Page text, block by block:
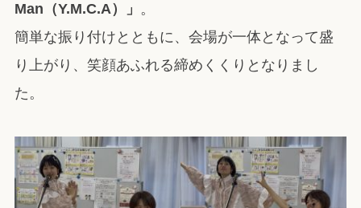
Man（Y.M.C.A）」 。
簡単な振り付けとともに、会場が一体となって盛
り上がり、笑顔あふれる締めくくりとなりまし
た。